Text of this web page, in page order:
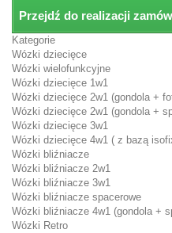
Przejdź do realizacji
Kategorie
Wózki dziecięce
Wózki wielofunkcyjne
Wózki dziecięce 1w1
Wózki dziecięce 2w1 (gondola +
Wózki dziecięce 2w1 (gondola +
Wózki dziecięce 3w1
Wózki dziecięce 4w1 ( z bazą
Wózki bliźniacze
Wózki bliźniacze 2w1
Wózki bliźniacze 3w1
Wózki bliźniacze spacerowe
Wózki bliźniacze 4w1 (gondola +
Wózki Retro